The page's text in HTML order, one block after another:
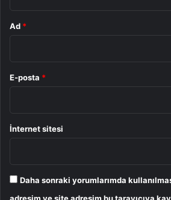
Ad *
E-posta *
İnternet sitesi
Daha sonraki yorumlarımda